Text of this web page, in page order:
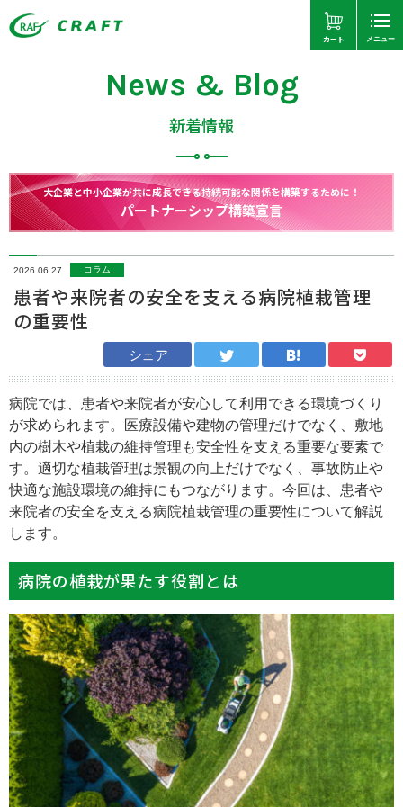
カート メニュー
News & Blog
新着情報
大企業と中小企業が共に成長できる持続可能な関係を構築するために！
パートナーシップ構築宣言
2026.06.27 コラム
患者や来院者の安全を支える病院植栽管理
の重要性
シェア
病院では、患者や来院者が安心して利用できる環境づくり
が求められます。医療設備や建物の管理だけでなく、敷地
内の樹木や植栽の維持管理も安全性を支える重要な要素で
す。適切な植栽管理は景観の向上だけでなく、事故防止や
快適な施設環境の維持にもつながります。今回は、患者や
来院者の安全を支える病院植栽管理の重要性について解説
します。
病院の植栽が果たす役割とは